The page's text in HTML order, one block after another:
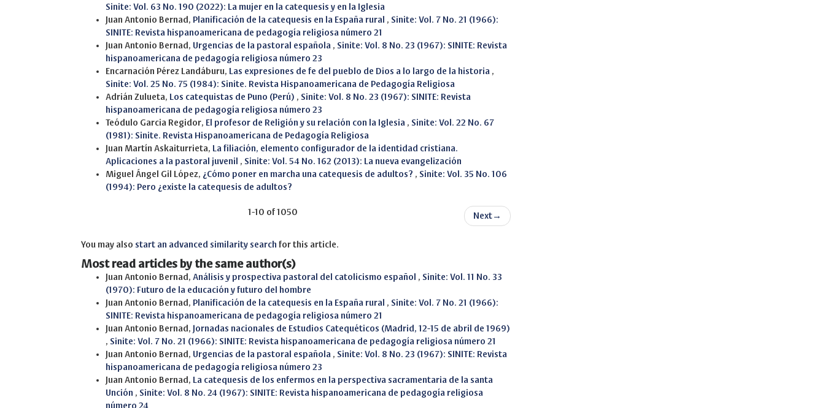
Sinite: Vol. 63 No. 190 (2022): La mujer en la catequesis y en la Iglesia
Juan Antonio Bernad, Planificación de la catequesis en la España rural , Sinite: Vol. 7 No. 21 (1966):
SINITE: Revista hispanoamericana de pedagogía religiosa número 21
Juan Antonio Bernad, Urgencias de la pastoral española , Sinite: Vol. 8 No. 23 (1967): SINITE: Revista
hispanoamericana de pedagogía religiosa número 23
Encarnación Pérez Landáburu, Las expresiones de fe del pueblo de Dios a lo largo de la historia ,
Sinite: Vol. 25 No. 75 (1984): Sinite. Revista Hispanoamericana de Pedagogía Religiosa
Adrián Zulueta, Los catequistas de Puno (Perú) , Sinite: Vol. 8 No. 23 (1967): SINITE: Revista
hispanoamericana de pedagogía religiosa número 23
Teódulo Garcia Regidor, El profesor de Religión y su relación con la Iglesia , Sinite: Vol. 22 No. 67
(1981): Sinite. Revista Hispanoamericana de Pedagogía Religiosa
Juan Martín Askaiturrieta, La filiación, elemento configurador de la identidad cristiana.
Aplicaciones a la pastoral juvenil , Sinite: Vol. 54 No. 162 (2013): La nueva evangelización
Miguel Ángel Gil López, ¿Cómo poner en marcha una catequesis de adultos? , Sinite: Vol. 35 No. 106
(1994): Pero ¿existe la catequesis de adultos?
1-10 of 1050 Next →
You may also start an advanced similarity search for this article.
Most read articles by the same author(s)
Juan Antonio Bernad, Análisis y prospectiva pastoral del catolicismo español , Sinite: Vol. 11 No. 33
(1970): Futuro de la educación y futuro del hombre
Juan Antonio Bernad, Planificación de la catequesis en la España rural , Sinite: Vol. 7 No. 21 (1966):
SINITE: Revista hispanoamericana de pedagogía religiosa número 21
Juan Antonio Bernad, Jornadas nacionales de Estudios Catequéticos (Madrid, 12-15 de abril de 1969)
, Sinite: Vol. 7 No. 21 (1966): SINITE: Revista hispanoamericana de pedagogía religiosa número 21
Juan Antonio Bernad, Urgencias de la pastoral española , Sinite: Vol. 8 No. 23 (1967): SINITE: Revista
hispanoamericana de pedagogía religiosa número 23
Juan Antonio Bernad, La catequesis de los enfermos en la perspectiva sacramentaria de la santa
Unción , Sinite: Vol. 8 No. 24 (1967): SINITE: Revista hispanoamericana de pedagogía religiosa
número 24